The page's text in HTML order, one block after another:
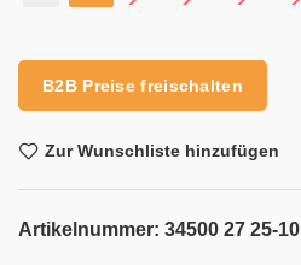
B2B Preise freischalten
Zur Wunschliste hinzufügen
Artikelnummer: 34500 27 25-10